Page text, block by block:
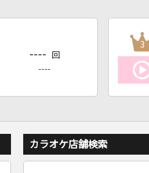
---- 回
----
3
カラオケ店舗検索